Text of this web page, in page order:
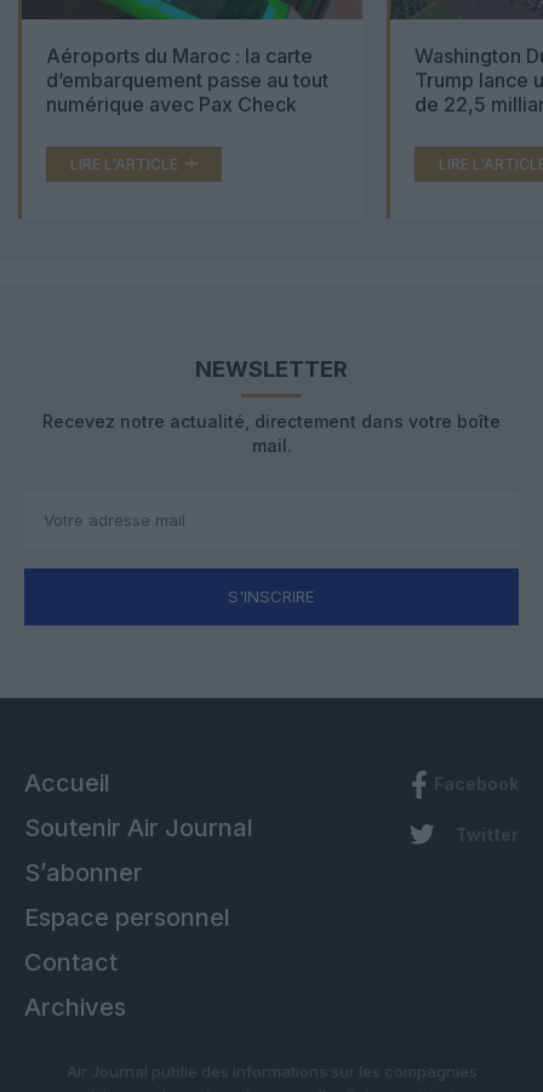
Aéroports du Maroc : la carte
d’embarquement passe au tout
numérique avec Pax Check
LIRE L'ARTICLE
Washington
Trump lance
de 22,5
LIRE
NEWSLETTER
Recevez notre actualité, directement dans votre boîte
mail.
S'INSCRIRE
Accueil
Soutenir Air Journal
S’abonner
Espace personnel
Contact
Archives